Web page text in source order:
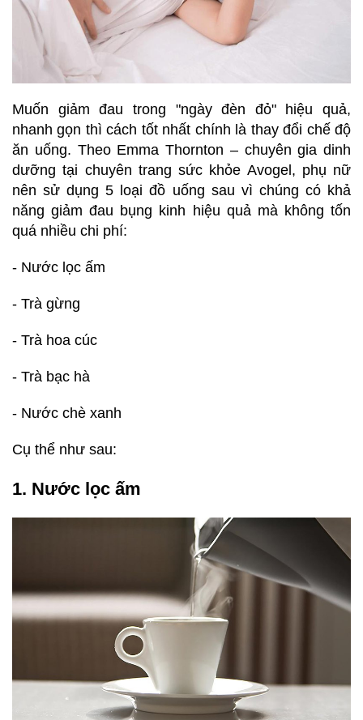
Muốn giảm đau trong "ngày đèn đỏ" hiệu quả,
nhanh gọn thì cách tốt nhất chính là thay đổi chế độ
ăn uống. Theo Emma Thornton – chuyên gia dinh
dưỡng tại chuyên trang sức khỏe Avogel, phụ nữ
nên sử dụng 5 loại đồ uống sau vì chúng có khả
năng giảm đau bụng kinh hiệu quả mà không tốn
quá nhiều chi phí:
- Nước lọc ấm
- Trà gừng
- Trà hoa cúc
- Trà bạc hà
- Nước chè xanh
Cụ thể như sau:
1. Nước lọc ấm